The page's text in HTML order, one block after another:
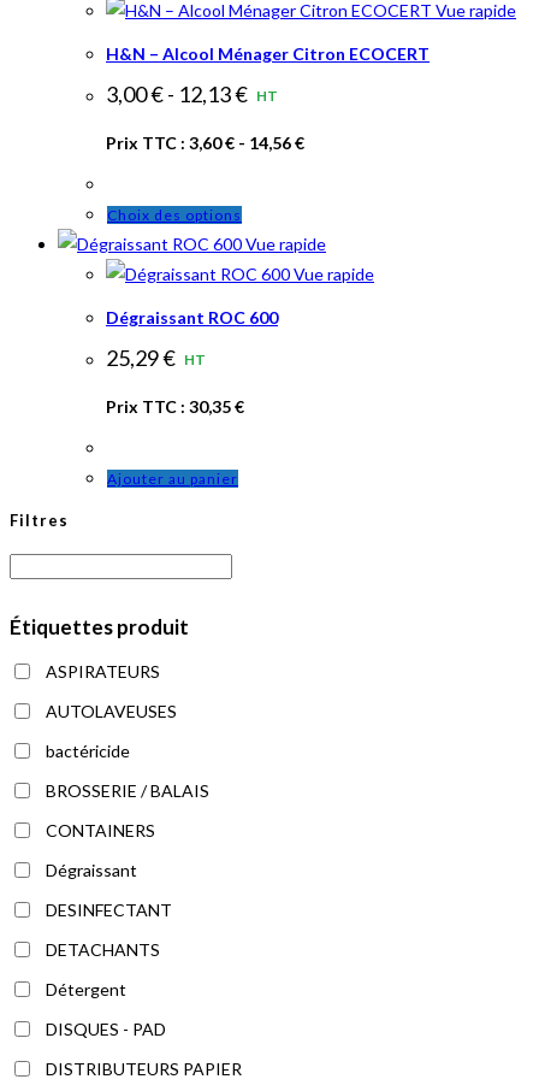
Vue rapide
H&N – Alcool Ménager Citron ECOCERT
3,00€- 12,13€ HT
Prix TTC : 3,60€ - 14,56€
Choix des options
produit
a
variations.
Vue rapide
Vue rapide
Dégraissant ROC 600
25,29€ HT
Prix TTC : 30,35€
Ajouter au panier
Filtres
Étiquettes produit
ASPIRATEURS
AUTOLAVEUSES
bactéricide
BROSSERIE / BALAIS
CONTAINERS
Dégraissant
DESINFECTANT
DETACHANTS
Détergent
DISQUES - PAD
DISTRIBUTEURS PAPIER